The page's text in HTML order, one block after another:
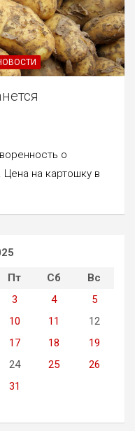
о
на картошку в
Пт Сб
Вс
3 4
5
10 11
12
17 18
19
24 25
26
31